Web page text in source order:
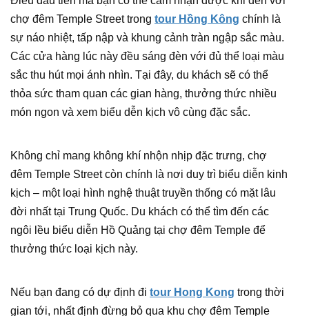
chợ đêm Temple Street trong tour Hồng Kông chính là
sự náo nhiệt, tấp nập và khung cảnh tràn ngập sắc màu.
Các cửa hàng lúc này đều sáng đèn với đủ thể loại màu
sắc thu hút mọi ánh nhìn. Tại đây, du khách sẽ có thể
thỏa sức tham quan các gian hàng, thưởng thức nhiều
món ngon và xem biểu dễn kịch vô cùng đặc sắc.
Không chỉ mang không khí nhộn nhịp đặc trưng, chợ
đêm Temple Street còn chính là nơi duy trì biểu diễn kinh
kịch – một loại hình nghệ thuật truyền thống có mặt lâu
đời nhất tại Trung Quốc. Du khách có thể tìm đến các
ngôi lều biểu diễn Hồ Quảng tại chợ đêm Temple để
thưởng thức loại kịch này.
Nếu bạn đang có dự định đi tour Hong Kong trong thời
gian tới, nhất định đừng bỏ qua khu chợ đêm Temple